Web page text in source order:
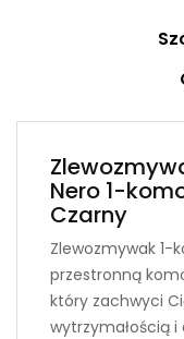
Nero 1-
Czarny
Zlewozmywak 1-
przestronną
który zachwyci
wytrzymałością